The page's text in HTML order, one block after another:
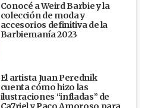
Conocé a Weird Barbie y la
colección de moda y
accesorios definitiva de la
Barbiemanía 2023
El artista Juan Perednik
cuenta cómo hizo las
ilustraciones “infladas” de